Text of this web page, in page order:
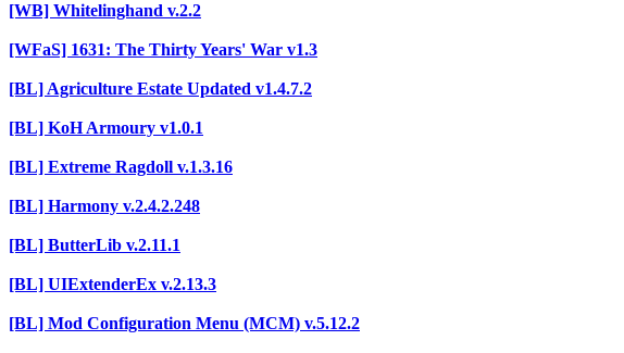
[WB] Whitelinghand v.2.2
[WFaS] 1631: The Thirty Years' War v1.3
[BL] Agriculture Estate Updated v1.4.7.2
[BL] KoH Armoury v1.0.1
[BL] Extreme Ragdoll v.1.3.16
[BL] Harmony v.2.4.2.248
[BL] ButterLib v.2.11.1
[BL] UIExtenderEx v.2.13.3
[BL] Mod Configuration Menu (MCM) v.5.12.2